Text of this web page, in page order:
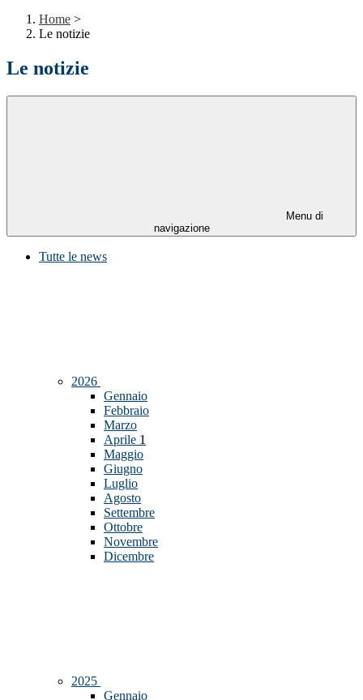
Home >
Le notizie
Le notizie
Menu di
navigazione
Tutte le news
2026
Gennaio
Febbraio
Marzo
Aprile 1
Maggio
Giugno
Luglio
Agosto
Settembre
Ottobre
Novembre
Dicembre
2025
Gennaio